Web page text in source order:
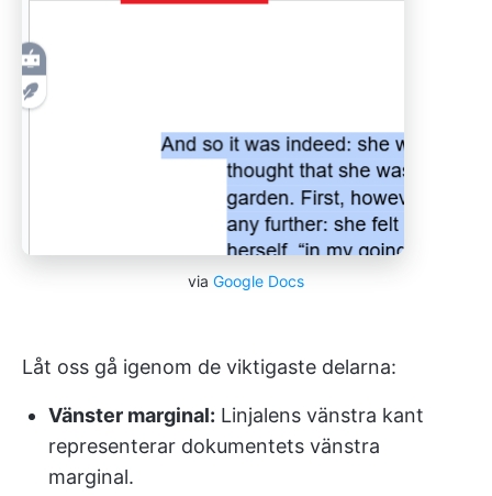
via Google Docs
Låt oss gå igenom de viktigaste delarna:
Vänster marginal: Linjalens vänstra kant
representerar dokumentets vänstra
marginal.